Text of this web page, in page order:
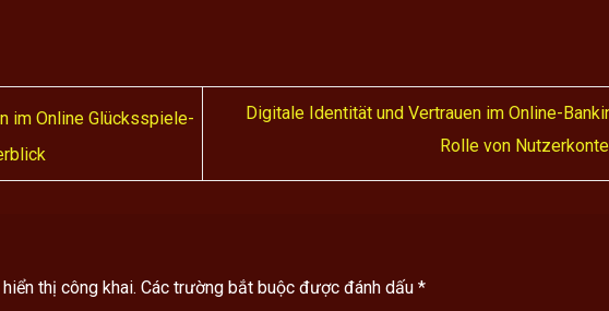
im Online Glücksspiele-
Digitale Identität und Vertrauen im Online-
Rolle von
thị công khai. Các trường bắt buộc được đánh dấu *